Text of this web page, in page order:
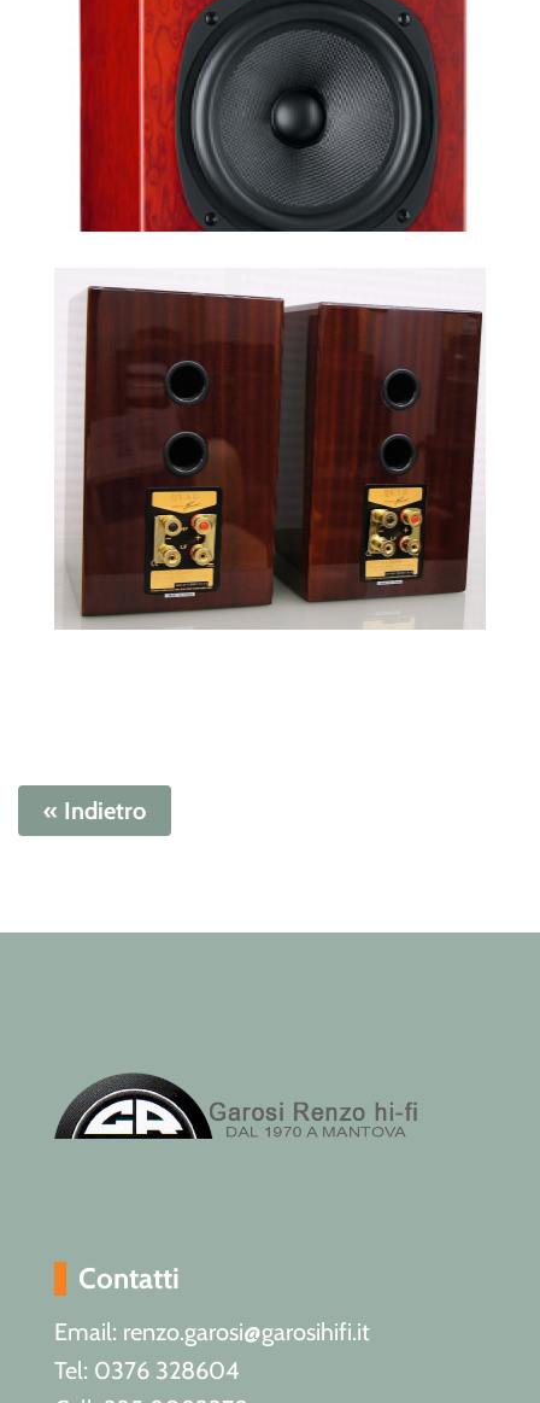
« Indietro
Contatti
Email: renzo.garosi@garosihifi.it
Tel: 0376 328604